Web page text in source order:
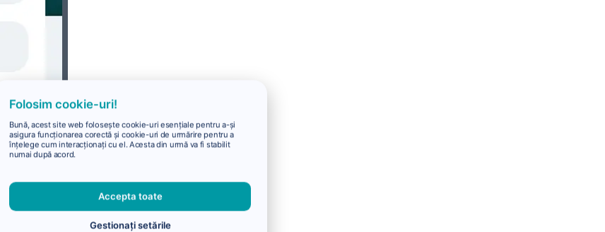
Folosim cookie-uri!
Bună, acest site web folosește cookie-uri esențiale pentru a-și
asigura funcționarea corectă și cookie-uri de urmărire pentru a
înțelege cum interacționați cu el. Acesta din urmă va fi stabilit
numai după acord.
Accepta toate
Gestionați setările